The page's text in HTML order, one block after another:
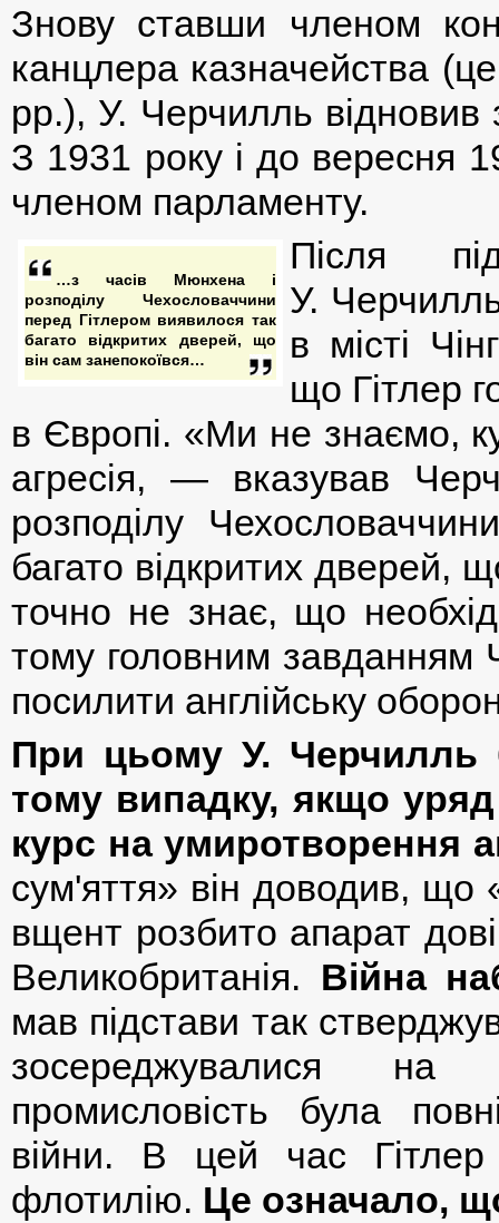
Знову ставши членом
канцлера казначейства
рр.), У. Черчилль відновив
З 1931 року і до вересня
членом парламенту.
…з часів Мюнхена і
розподілу Чехословаччини
перед Гітлером виявилося так
багато відкритих дверей, що
він сам занепокоївся…
Після
У.
в місті
що Гітлер
в Європі. «Ми не знаємо,
агресія, — вказував
розподілу
багато відкритих дверей,
точно не знає, що
тому головним завданням
посилити англійську
При цьому У. Черчилль
тому випадку, якщо
курс на умиротворення
сум'яття» він доводив,
вщент розбито апарат
Великобританія. Війна
мав підстави так
зосереджувалися на
промисловість була
війни. В цей час Гітлер
флотилію. Це означало,